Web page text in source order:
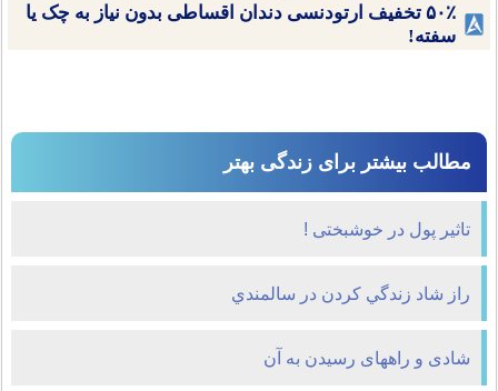
۵۰٪ تخفیف ارتودنسی دندان اقساطی بدون نیاز به چک یا
سفته!
مطالب بیشتر برای زندگی بهتر
تاثیر پول در خوشبختی !
راز شاد زندگي کردن در سالمندي
شادی و راههای رسیدن به آن